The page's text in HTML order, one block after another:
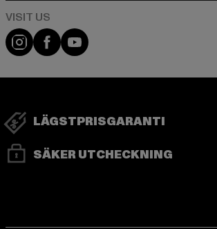
Visit our Instagram page:
Visit our Facebook page:
Visit our YouTube channel:
LÄGSTPRISGARANTI
SÄKER UTCHECKNING